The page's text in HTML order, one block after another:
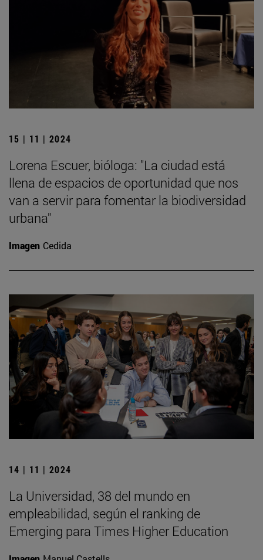
15 | 11 | 2024
Lorena Escuer, bióloga: "La ciudad está
llena de espacios de oportunidad que nos
van a servir para fomentar la biodiversidad
urbana"
Imagen Cedida
14 | 11 | 2024
La Universidad, 38 del mundo en
empleabilidad, según el ranking de
Emerging para Times Higher Education